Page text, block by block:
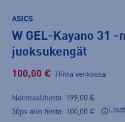
ASICS
W GEL-Kayano 31 -
juoksukengät
100,00 € Hinta verkossa
Normaalihinta: 199,00 €
30pv alin hinta: 100,00 €